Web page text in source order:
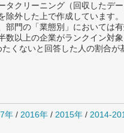
クリーニング（回収したデー
外した上で作成しています。
門の「業態別」においては
以上の企業がランクイン対象
くないと回答した人の割合が
年 / 2016年 / 2015年 / 2014-